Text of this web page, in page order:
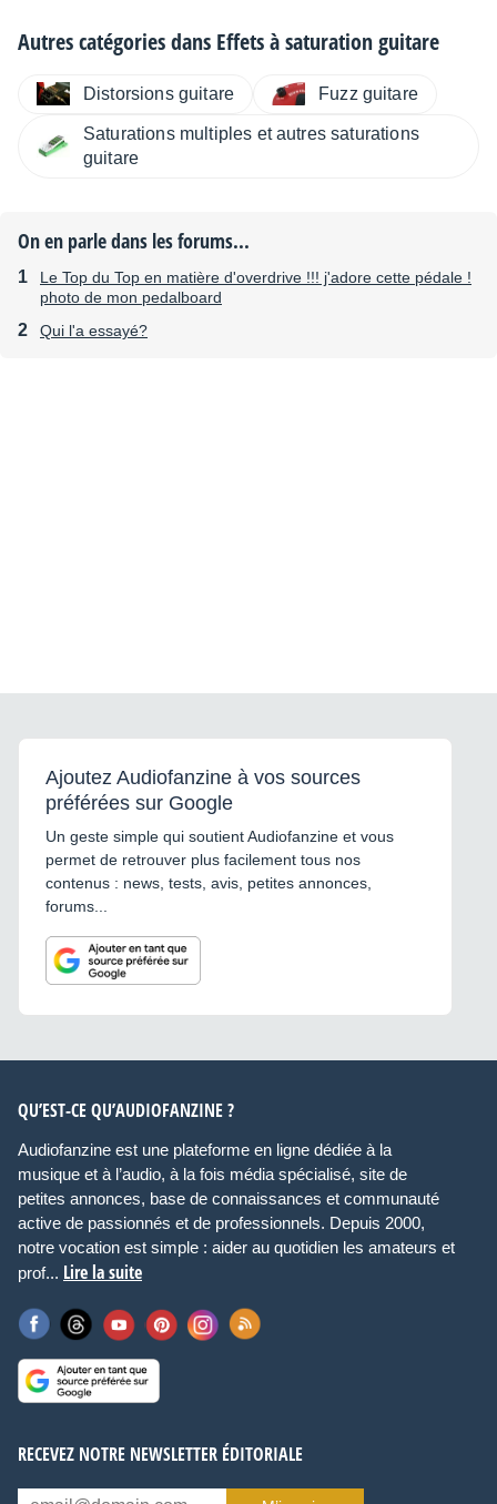
Autres catégories dans Effets à saturation guitare
Distorsions guitare Fuzz guitare
Saturations multiples et autres saturations
guitare
On en parle dans les forums...
Le Top du Top en matière d'overdrive !!! j'adore cette pédale !
photo de mon pedalboard
Qui l'a essayé?
Ajoutez Audiofanzine à vos sources
préférées sur Google
Un geste simple qui soutient Audiofanzine et vous
permet de retrouver plus facilement tous nos
contenus : news, tests, avis, petites annonces,
forums...
QU’EST-CE QU’AUDIOFANZINE ?
Audiofanzine est une plateforme en ligne dédiée à la
musique et à l’audio, à la fois média spécialisé, site de
petites annonces, base de connaissances et communauté
active de passionnés et de professionnels. Depuis 2000,
notre vocation est simple : aider au quotidien les amateurs et
prof... Lire la suite
RECEVEZ NOTRE NEWSLETTER ÉDITORIALE